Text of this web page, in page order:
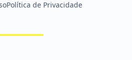
Política de Privacidade